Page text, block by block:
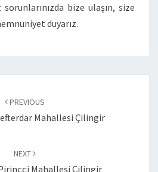
bize ulaşın, size
duyarız.
PREVIOUS
Mahallesi Çilingir
NEXT
Mahallesi Çilingir